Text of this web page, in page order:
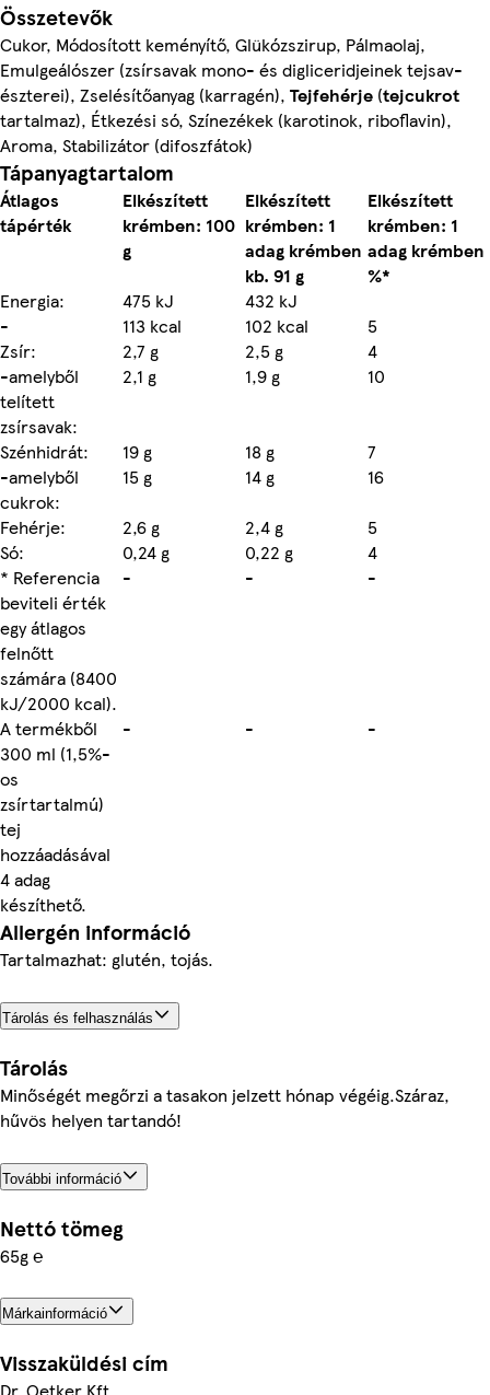
Összetevők
Cukor, Módosított keményítő, Glükózszirup, Pálmaolaj,
Emulgeálószer (zsírsavak mono- és digliceridjeinek tejsav-
észterei), Zselésítőanyag (karragén), Tejfehérje (tejcukrot
tartalmaz), Étkezési só, Színezékek (karotinok, riboflavin),
Aroma, Stabilizátor (difoszfátok)
Tápanyagtartalom
Átlagos
tápérték
Elkészített
krémben: 100
g
Elkészített
krémben: 1
adag krémben
kb. 91 g
Elkészített
krémben: 1
adag krémben
%*
Energia:
475 kJ
432 kJ
-
113 kcal 102 kcal
5
Zsír:
2,7 g 2,5 g
4
-amelyből
telített
zsírsavak:
2,1 g 1,9 g 10
Szénhidrát: 19 g 18 g
7
-amelyből
cukrok:
15 g 14 g
16
Fehérje:
2,6 g 2,4 g
5
Só:
0,24 g 0,22 g
4
* Referencia
beviteli érték
egy átlagos
felnőtt
számára (8400
kJ/2000 kcal).
- - -
A termékből
300 ml (1,5%-
os
zsírtartalmú)
tej
hozzáadásával
4 adag
készíthető.
- - -
Allergén információ
Tartalmazhat: glutén, tojás.
Tárolás és felhasználás
Tárolás
Minőségét megőrzi a tasakon jelzett hónap végéig.Száraz,
hűvös helyen tartandó!
További információ
Nettó tömeg
65g ℮
Márkainformáció
Visszaküldési cím